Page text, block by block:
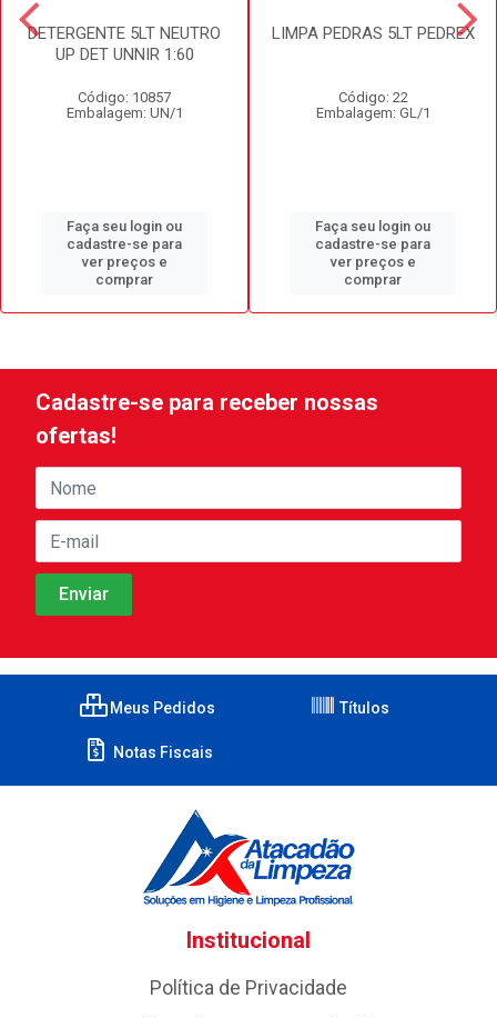
DETERGENTE 5LT NEUTRO
UP DET UNNIR 1:60
Código: 10857
Embalagem: UN/1
Faça seu login ou
cadastre-se para
ver preços e
comprar
LIMPA PEDRAS 5LT PEDREX
Código: 22
Embalagem: GL/1
Faça seu login ou
cadastre-se para
ver preços e
comprar
Cadastre-se para receber nossas
ofertas!
Meus Pedidos Títulos
Notas Fiscais
Institucional
Política de Privacidade